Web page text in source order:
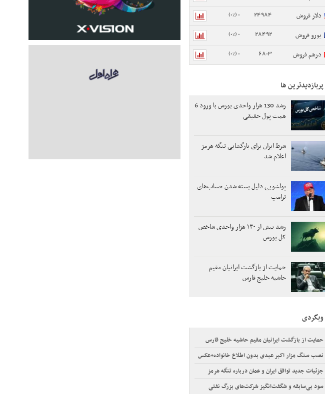
دلار فروش 24984
0 (0%)
یورو فروش 28492
0 (0%)
درهم فروش 6803
0 (0%)
پربازدیدترین ها
رشد 130 هزار واحدی بورس با ورود 6
همت پول حقیقی
شرط ایران برای بازگشایی تنگه هرمز
اعلام شد
پولشویی دلیل بسته شدن حساب‌های
ترامپ
رشد بیش از ۱۳۰ هزار واحدی شاخص
کل بورس
حمایت از بازگشت ایرانیان مقیم
حاشیه خلیج فارس
وبگردی
حمایت از بازگشت ایرانیان مقیم حاشیه خلیج فارس
نصب سنگ مزار اکبر عبدی بدون اطلاع خانواده+عکس
جزئیات جدید توافق ایران و عمان درباره تنگه هرمز
سود بی‌سابقه و شگفت‌انگیز شرکت‌های بزرگ نفتی